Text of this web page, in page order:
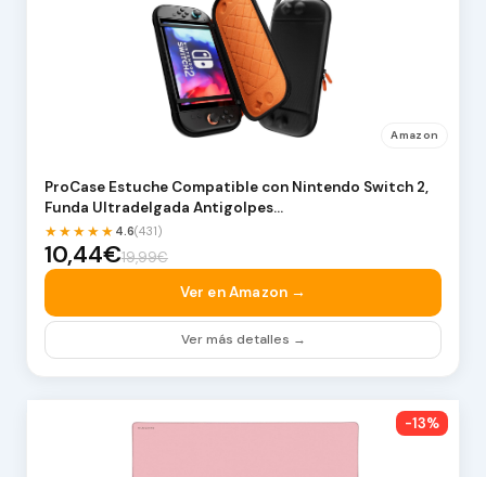
Amazon
ProCase Estuche Compatible con Nintendo Switch 2,
Funda Ultradelgada Antigolpes…
★★★★★ 4.6(431)
10,44€19,99€
Ver en Amazon →
Ver más detalles →
-13%